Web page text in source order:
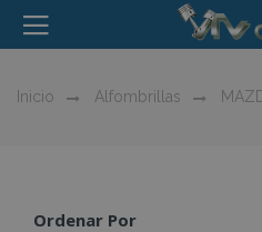
Inicio Alfombrillas
Ordenar Por